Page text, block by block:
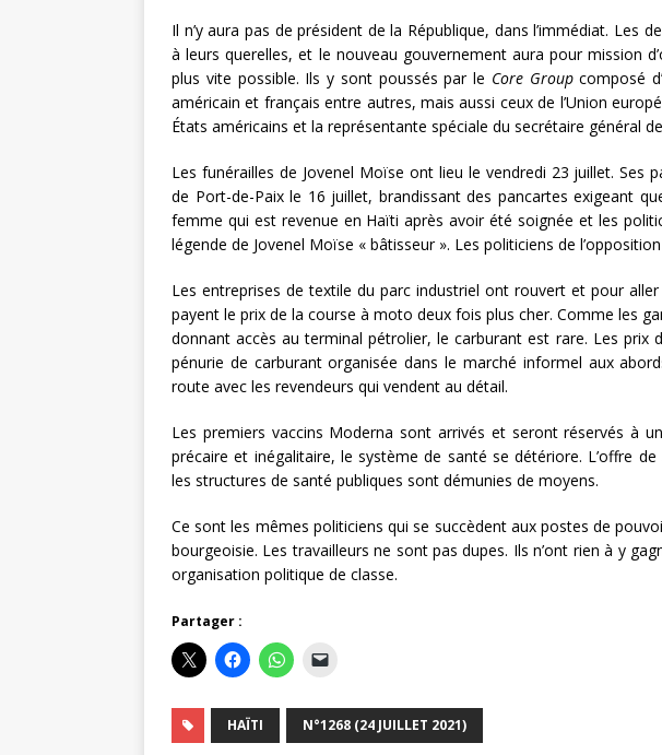
Il n’y aura pas de président de la République, dans l’immédiat. Les
à leurs querelles, et le nouveau gouvernement aura pour mission
plus vite possible. Ils y sont poussés par le Core Groupcomposé
américain et français entre autres, mais aussi ceux de l’Union
États américains et la représentante spéciale du secrétaire général
Les funérailles de Jovenel Moïse ont lieu le vendredi 23 juillet. Ses
de Port-de-Paix le 16 juillet, brandissant des pancartes exigeant
femme qui est revenue en Haïti après avoir été soignée et les
légende de Jovenel Moïse « bâtisseur ». Les politiciens de
Les entreprises de textile du parc industriel ont rouvert et pour
payent le prix de la course à moto deux fois plus cher. Comme les
donnant accès au terminal pétrolier, le carburant est rare. Les prix
pénurie de carburant organisée dans le marché informel aux
route avec les revendeurs qui vendent au détail.
Les premiers vaccins Moderna sont arrivés et seront réservés à
précaire et inégalitaire, le système de santé se détériore. L’offre
les structures de santé publiques sont démunies de moyens.
Ce sont les mêmes politiciens qui se succèdent aux postes de
bourgeoisie. Les travailleurs ne sont pas dupes. Ils n’ont rien à y
organisation politique de classe.
Partager :
HAÏTI N°1268 (24 JUILLET 2021)